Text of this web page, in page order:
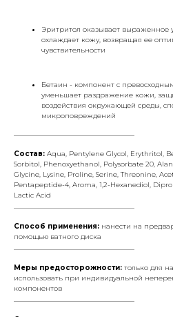
Эритритол оказывает выраженное
охлаждает кожу, возвращая ее
чувствительности
Бетаин - компонент с
уменьшает раздражение кожи,
воздействия окружающей среды,
микроповреждений
Состав: Aqua, Pentylene Glycol, Erythritol,
Sorbitol, Phenoxyethanol, Polysorbate 20,
Glycine, Lysine, Proline, Serine, Threonine,
Pentapeptide-4, Aroma, 1,2-Hexanediol,
Lactic Acid
Способ применения: нанести на
помощью ватного диска
Меры предосторожности: только для
использовать при индивидуальной
компонентов